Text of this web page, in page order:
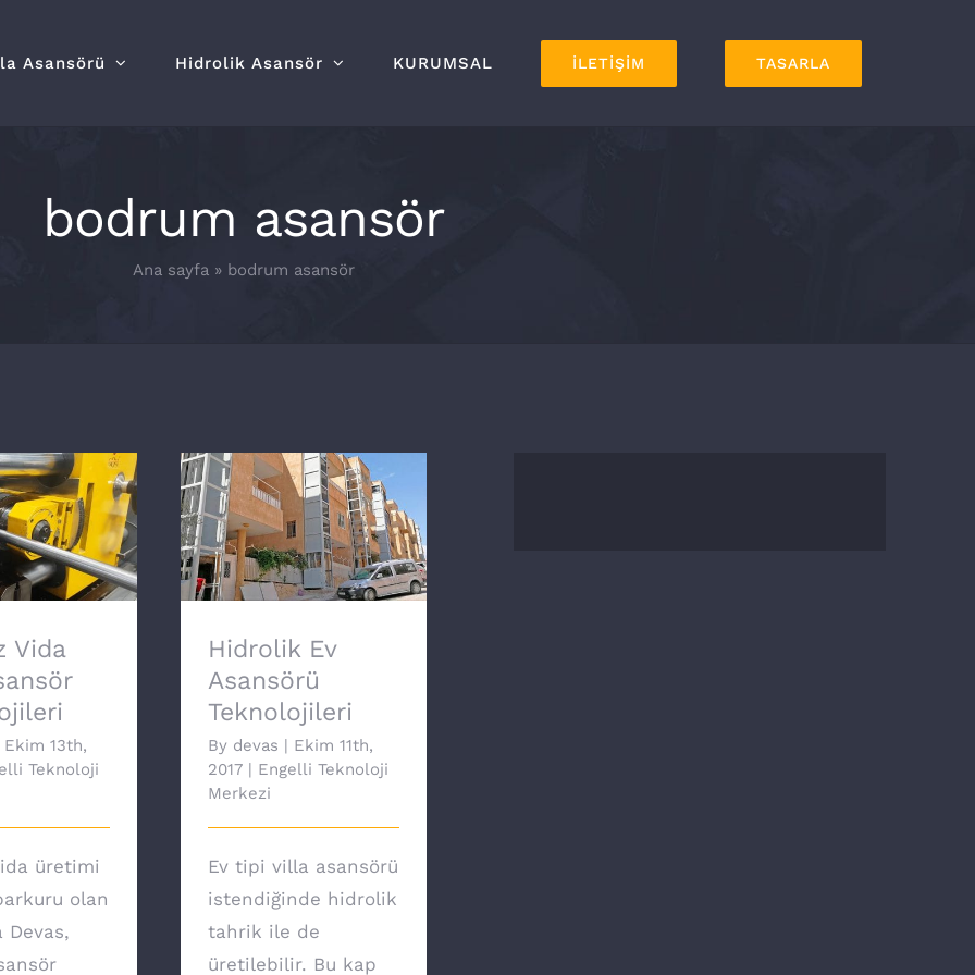
Asansörü Hidrolik Asansör KURUMSAL İLETİŞİM TASARLA
bodrum asansör
Ana sayfa » bodrum asansör
Vida Milli
Vida
Ekim 13th,
Teknoloji
üretimi
olan
Hidrolik Ev Asansörü
Teknolojileri
Hidrolik Ev
Asansörü
Teknolojileri
By devas | Ekim 11th,
2017 | Engelli Teknoloji
Merkezi
Ev tipi villa asansörü
istendiğinde hidrolik
tahrik ile de
üretilebilir. Bu kap